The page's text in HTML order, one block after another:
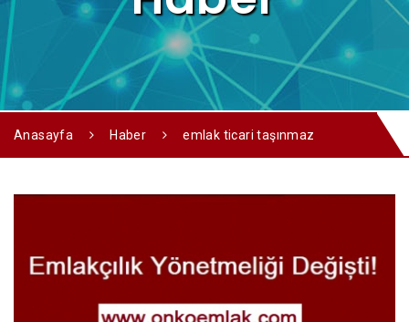
Anasayfa Haber emlak ticari taşınmaz